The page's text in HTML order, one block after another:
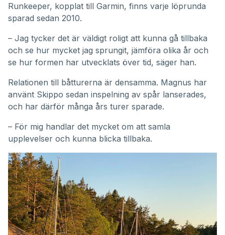
Runkeeper, kopplat till Garmin, finns varje löprunda
sparad sedan 2010.
– Jag tycker det är väldigt roligt att kunna gå tillbaka
och se hur mycket jag sprungit, jämföra olika år och
se hur formen har utvecklats över tid, säger han.
Relationen till båtturerna är densamma. Magnus har
använt Skippo sedan inspelning av spår lanserades,
och har därför många års turer sparade.
– För mig handlar det mycket om att samla
upplevelser och kunna blicka tillbaka.